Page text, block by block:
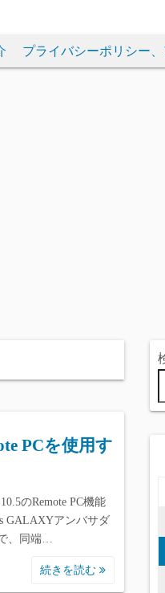
プライバシーポリシー
PCを使用す
のRemote PC機能
GALAXYアンバサダ
、同端…
続きを読む